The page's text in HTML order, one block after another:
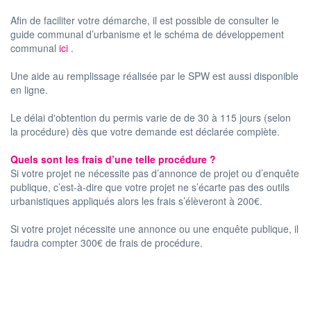
Afin de faciliter votre démarche, il est possible de consulter le
guide communal d’urbanisme et le schéma de développement
communal ici .
Une aide au remplissage réalisée par le SPW est aussi disponible
en ligne.
Le délai d'obtention du permis varie de de 30 à 115 jours (selon
la procédure) dès que votre demande est déclarée complète.
Quels sont les frais d’une telle procédure ?
Si votre projet ne nécessite pas d’annonce de projet ou d’enquête
publique, c’est-à-dire que votre projet ne s’écarte pas des outils
urbanistiques appliqués alors les frais s’élèveront à 200€.
Si votre projet nécessite une annonce ou une enquête publique, il
faudra compter 300€ de frais de procédure.